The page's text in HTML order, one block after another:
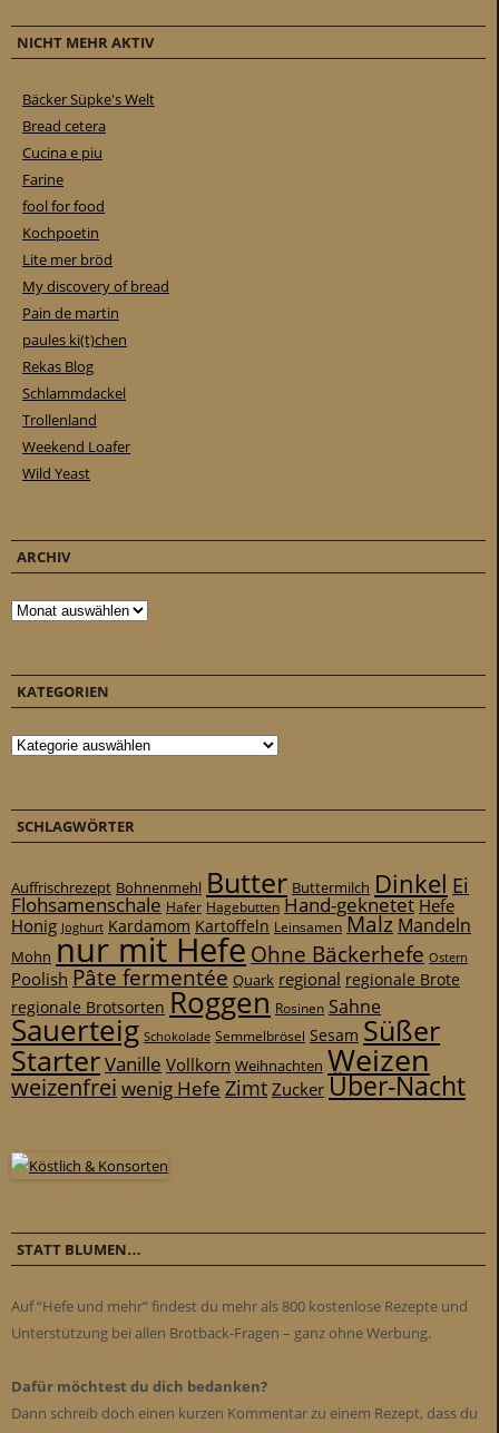
NICHT MEHR AKTIV
Bäcker Süpke's Welt
Bread cetera
Cucina e piu
Farine
fool for food
Kochpoetin
Lite mer bröd
My discovery of bread
Pain de martin
paules ki(t)chen
Rekas Blog
Schlammdackel
Trollenland
Weekend Loafer
Wild Yeast
ARCHIV
Archiv
KATEGORIEN
Kategorien
SCHLAGWÖRTER
Auffrischrezept Bohnenmehl Butter Buttermilch Dinkel Ei
Flohsamenschale Hafer Hagebutten Hand-geknetet Hefe
Honig Joghurt Kardamom Kartoffeln Leinsamen Malz Mandeln
Mohn nur mit Hefe Ohne Bäckerhefe Ostern
Poolish Pâte fermentée Quark regional regionale Brote
regionale Brotsorten Roggen Rosinen Sahne
Sauerteig Schokolade Semmelbrösel Sesam Süßer
StarterVanille Vollkorn Weihnachten Weizen
weizenfrei wenig Hefe ZimtZuckerÜber-Nacht
STATT BLUMEN…
Auf “Hefe und mehr” findest du mehr als 800 kostenlose Rezepte und
Unterstützung bei allen Brotback-Fragen – ganz ohne Werbung.
Dafür möchtest du dich bedanken?
Dann schreib doch einen kurzen Kommentar zu einem Rezept, dass du